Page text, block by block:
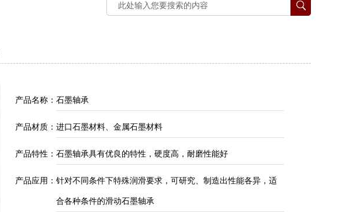
产品名称： 石墨轴承
产品材质： 进口石墨材料、金属石墨材料
产品特性： 石墨轴承具有优良的特性，硬度高，耐磨性能好
产品应用： 针对不同条件下特殊润滑要求，可研究、制造出性能各异，适
合各种条件的滑动石墨轴承